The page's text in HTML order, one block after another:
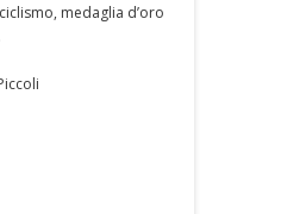
medaglia d’oro